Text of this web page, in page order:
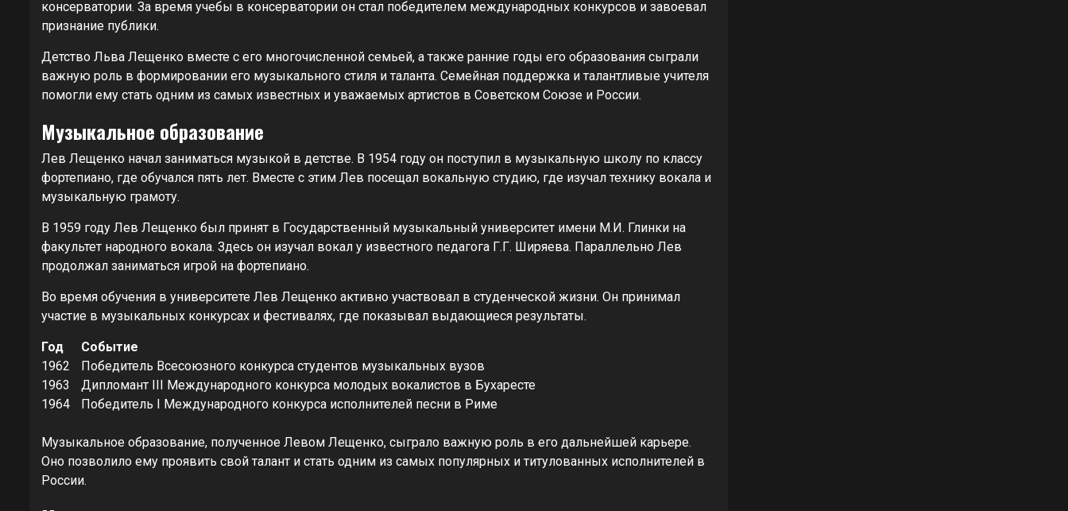
консерватории. За время учебы в консерватории он стал победителем международных конкурсов и завоевал
признание публики.
Детство Льва Лещенко вместе с его многочисленной семьей, а также ранние годы его образования сыграли
важную роль в формировании его музыкального стиля и таланта. Семейная поддержка и талантливые учителя
помогли ему стать одним из самых известных и уважаемых артистов в Советском Союзе и России.
Музыкальное образование
Лев Лещенко начал заниматься музыкой в детстве. В 1954 году он поступил в музыкальную школу по классу
фортепиано, где обучался пять лет. Вместе с этим Лев посещал вокальную студию, где изучал технику вокала и
музыкальную грамоту.
В 1959 году Лев Лещенко был принят в Государственный музыкальный университет имени М.И. Глинки на
факультет народного вокала. Здесь он изучал вокал у известного педагога Г.Г. Ширяева. Параллельно Лев
продолжал заниматься игрой на фортепиано.
Во время обучения в университете Лев Лещенко активно участвовал в студенческой жизни. Он принимал
участие в музыкальных конкурсах и фестивалях, где показывал выдающиеся результаты.
Год
Событие
1962
Победитель Всесоюзного конкурса студентов музыкальных вузов
1963
Дипломант III Международного конкурса молодых вокалистов в Бухаресте
1964
Победитель I Международного конкурса исполнителей песни в Риме
Музыкальное образование, полученное Левом Лещенко, сыграло важную роль в его дальнейшей карьере.
Оно позволило ему проявить свой талант и стать одним из самых популярных и титулованных исполнителей в
России.